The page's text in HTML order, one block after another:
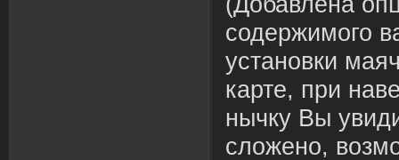
содержимого
установки
карте, при
нычку Вы
сложено,